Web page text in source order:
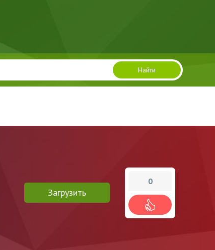
Найти
Загрузить
0